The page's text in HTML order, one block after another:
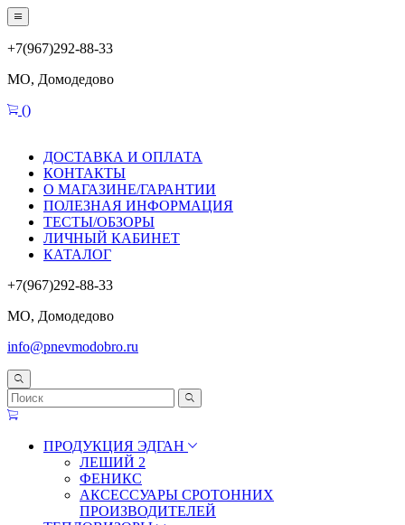
+7(967)292-88-33
МО, Домодедово
()
ДОСТАВКА И ОПЛАТА
КОНТАКТЫ
О МАГАЗИНЕ/ГАРАНТИИ
ПОЛЕЗНАЯ ИНФОРМАЦИЯ
ТЕСТЫ/ОБЗОРЫ
ЛИЧНЫЙ КАБИНЕТ
КАТАЛОГ
+7(967)292-88-33
МО, Домодедово
info@pnevmodobro.ru
ПРОДУКЦИЯ ЭДГАН
ЛЕШИЙ 2
ФЕНИКС
АКСЕССУАРЫ СРОТОННИХ
ПРОИЗВОДИТЕЛЕЙ